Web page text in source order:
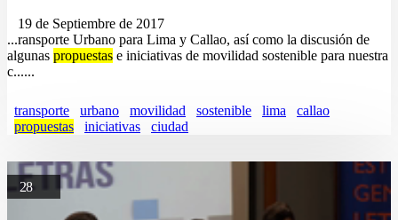
19 de Septiembre de 2017
...ransporte Urbano para Lima y Callao, así como la discusión de
algunas propuestas e iniciativas de movilidad sostenible para nuestra
c......
transporte urbano movilidad sostenible lima
callao
propuestas
iniciativas ciudad
28